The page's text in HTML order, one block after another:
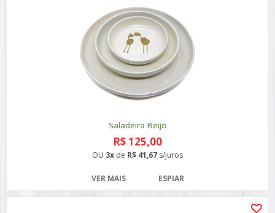
Saladeira Beijo
R$ 125,00
OU 3x de R$ 41,67 s/juros
VER MAIS ESPIAR